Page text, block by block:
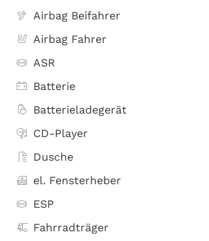
Airbag Beifahrer
Airbag Fahrer
ASR
Batterie
Batterieladegerät
CD-Player
Dusche
el. Fensterheber
ESP
Fahrradträger